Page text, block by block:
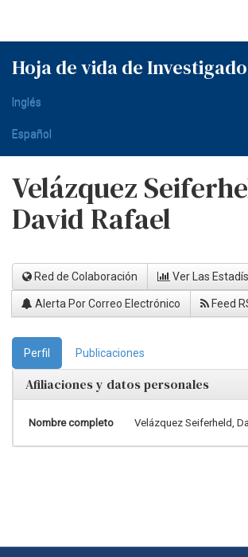
Hoja de vida de
Inglés
Español
Velázquez
David Rafael
Red de Colaboración Ver Las
Alerta Por Correo Electrónico Feed
Perfil Publicaciones
Afiliaciones y datos personales
Nombre completo Velázquez Seiferheld,